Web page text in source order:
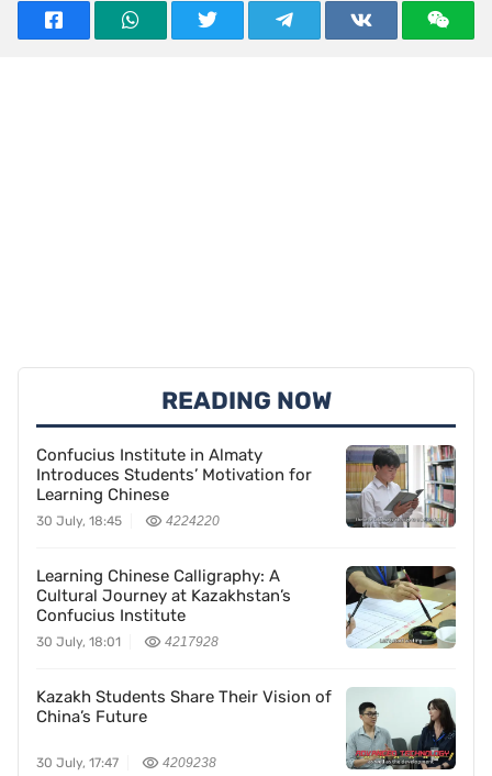
READING NOW
Confucius Institute in Almaty
Introduces Students’ Motivation for
Learning Chinese
30 July, 18:45 4224220
Learning Chinese Calligraphy: A
Cultural Journey at Kazakhstan’s
Confucius Institute
30 July, 18:01 4217928
Kazakh Students Share Their Vision of
China’s Future
30 July, 17:47 4209238